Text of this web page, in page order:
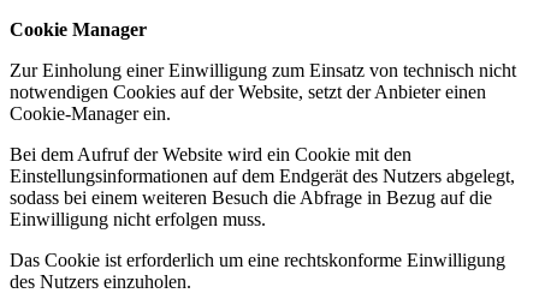
Cookie Manager
Zur Einholung einer Einwilligung zum Einsatz von technisch nicht
notwendigen Cookies auf der Website, setzt der Anbieter einen
Cookie-Manager ein.
Bei dem Aufruf der Website wird ein Cookie mit den
Einstellungsinformationen auf dem Endgerät des Nutzers abgelegt,
sodass bei einem weiteren Besuch die Abfrage in Bezug auf die
Einwilligung nicht erfolgen muss.
Das Cookie ist erforderlich um eine rechtskonforme Einwilligung
des Nutzers einzuholen.